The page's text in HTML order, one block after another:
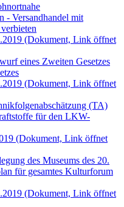
- Versandhandel mit
(Dokument, Link öffnet
eines Zweiten Gesetzes
(Dokument, Link öffnet
(TA)
für den LKW-
(Dokument, Link öffnet
des Museums des 20.
für gesamtes Kulturforum
(Dokument, Link öffnet